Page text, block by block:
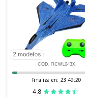
2 modelos
COD. RCWL043X
Finaliza en: 23:49:20
4.8